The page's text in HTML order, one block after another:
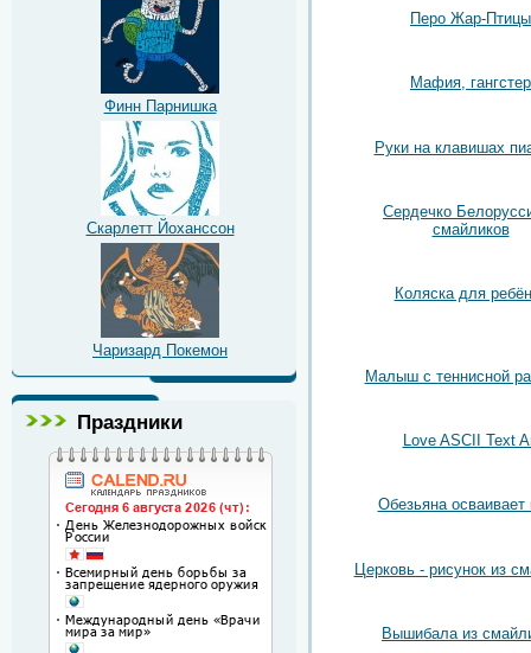
Финн Парнишка
Скарлетт Йоханссон
Чаризард Покемон
Праздники
Перо Жар-Птицы
Мафия, гангстер
Руки на клавишах
Сердечко
смайликов
Коляска для
Малыш с теннисной
Love ASCII Text
Обезьяна осваивает
Церковь - рисунок из
Вышибала из